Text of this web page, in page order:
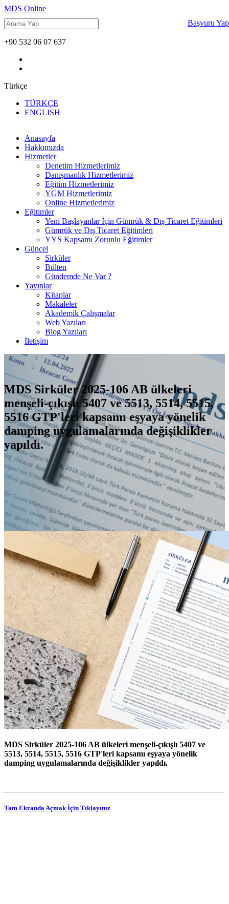
MDS Online
Başvuru Yap
+90 532 06 07 637
Türkçe
TÜRKÇE
ENGLISH
Anasayfa
Hakkımızda
Hizmetler
Denetim Hizmetlerimiz
Danışmanlık Hizmetlerimiz
Eğitim Hizmetlerimiz
YGM Hizmetlerimiz
Online Hizmetlerimiz
Eğitimler
Yeni Başlayanlar İçin Gümrük & Dış Ticaret Eğitimleri
Gümrük ve Dış Ticaret Eğitimleri
YYS Kapsamı Zorunlu Eğitimler
Güncel
Sirküler
Bülten
Gündemde Ne Var ?
Yayınlar
Kitaplar
Makaleler
Akademik Çalışmalar
Web Yazıları
Blog Yazıları
İletişim
MDS Sirküler 2025-106 AB ülkeleri
menşeli-çıkışlı 5407 ve 5513, 5514, 5515,
5516 GTP'leri kapsamı eşyaya yönelik
damping uygulamalarında değişiklikler
yapıldı.
MDS Sirküler 2025-106 AB ülkeleri menşeli-çıkışlı 5407 ve
5513, 5514, 5515, 5516 GTP'leri kapsamı eşyaya yönelik
damping uygulamalarında değişiklikler yapıldı.
Tam Ekranda Açmak İçin Tıklayınız